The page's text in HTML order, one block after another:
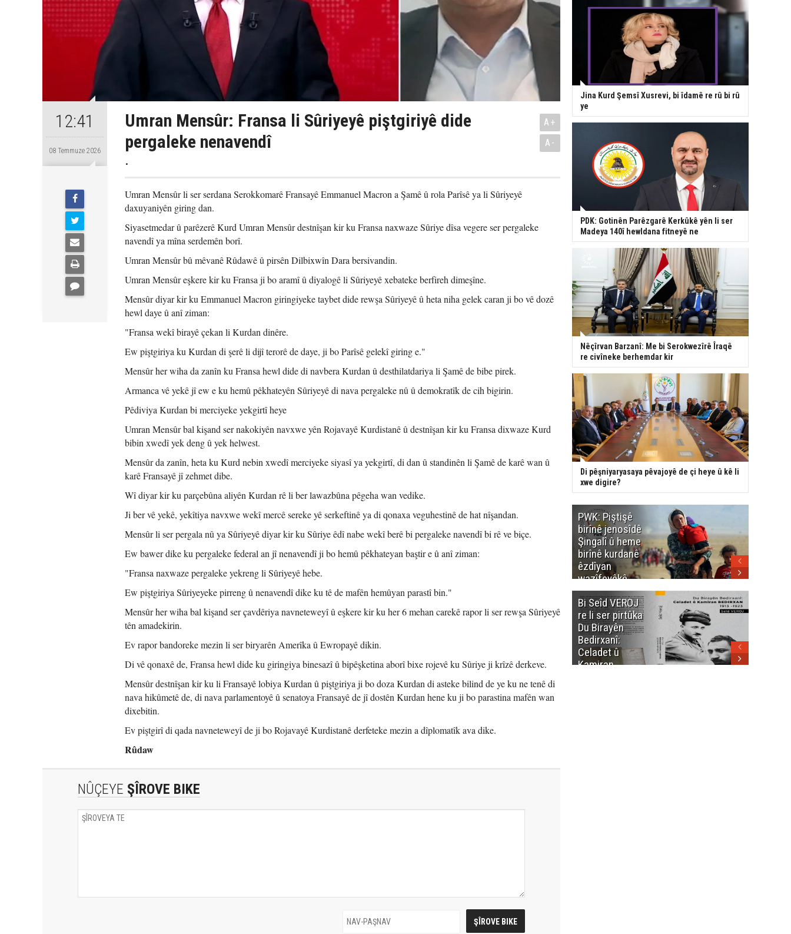
12:41
08 Temmuze 2026
Umran Mensûr: Fransa li Sûriyeyê piştgiriyê dide
pergaleke nenavendî
.
A+
A-
Umran Mensûr li ser serdana Serokkomarê Fransayê Emmanuel Macron a Şamê û rola Parîsê ya li Sûriyeyê
daxuyaniyên giring dan.
Siyasetmedar û parêzerê Kurd Umran Mensûr destnîşan kir ku Fransa naxwaze Sûriye dîsa vegere ser pergaleke
navendî ya mîna serdemên borî.
Umran Mensûr bû mêvanê Rûdawê û pirsên Dilbixwîn Dara bersivandin.
Umran Mensûr eşkere kir ku Fransa ji bo aramî û diyalogê li Sûriyeyê xebateke berfireh dimeşîne.
Mensûr diyar kir ku Emmanuel Macron giringiyeke taybet dide rewşa Sûriyeyê û heta niha gelek caran ji bo vê dozê
hewl daye û anî ziman:
"Fransa wekî birayê çekan li Kurdan dinêre.
Ew piştgiriya ku Kurdan di şerê li dijî terorê de daye, ji bo Parîsê gelekî giring e."
Mensûr her wiha da zanîn ku Fransa hewl dide di navbera Kurdan û desthilatdariya li Şamê de bibe pirek.
Armanca vê yekê jî ew e ku hemû pêkhateyên Sûriyeyê di nava pergaleke nû û demokratîk de cih bigirin.
Pêdiviya Kurdan bi merciyeke yekgirtî heye
Umran Mensûr bal kişand ser nakokiyên navxwe yên Rojavayê Kurdistanê û destnîşan kir ku Fransa dixwaze Kurd
bibin xwedî yek deng û yek helwest.
Mensûr da zanîn, heta ku Kurd nebin xwedî merciyeke siyasî ya yekgirtî, di dan û standinên li Şamê de karê wan û
karê Fransayê jî zehmet dibe.
Wî diyar kir ku parçebûna aliyên Kurdan rê li ber lawazbûna pêgeha wan vedike.
Ji ber vê yekê, yekîtiya navxwe wekî mercê sereke yê serkeftinê ya di qonaxa veguhestinê de hat nîşandan.
Mensûr li ser pergala nû ya Sûriyeyê diyar kir ku Sûriye êdî nabe wekî berê bi pergaleke navendî bi rê ve biçe.
Ew bawer dike ku pergaleke federal an jî nenavendî ji bo hemû pêkhateyan baştir e û anî ziman:
"Fransa naxwaze pergaleke yekreng li Sûriyeyê hebe.
Ew piştgiriya Sûriyeyeke pirreng û nenavendî dike ku tê de mafên hemûyan parastî bin."
Mensûr her wiha bal kişand ser çavdêriya navneteweyî û eşkere kir ku her 6 mehan carekê rapor li ser rewşa Sûriyeyê
tên amadekirin.
Ev rapor bandoreke mezin li ser biryarên Amerîka û Ewropayê dikin.
Di vê qonaxê de, Fransa hewl dide ku giringiya binesazî û bipêşketina aborî bixe rojevê ku Sûriye ji krîzê derkeve.
Mensûr destnîşan kir ku li Fransayê lobiya Kurdan û piştgiriya ji bo doza Kurdan di asteke bilind de ye ku ne tenê di
nava hikûmetê de, di nava parlamentoyê û senatoya Fransayê de jî dostên Kurdan hene ku ji bo parastina mafên wan
dixebitin.
Ev piştgirî di qada navneteweyî de ji bo Rojavayê Kurdistanê derfeteke mezin a dîplomatîk ava dike.
Rûdaw
NÛÇEYE ŞÎROVE BIKE
Jina Kurd Şemsî Xusrevi, bi îdamê re rû bi rû
ye
PDK: Gotinên Parêzgarê Kerkûkê yên li ser
Madeya 140î hewldana fitneyê ne
Nêçîrvan Barzanî: Me bi Serokwezîrê Îraqê
re civîneke berhemdar kir
Di pêşniyaryasaya pêvajoyê de çi heye û kê li
xwe digire?
PWK: Piştişê
birînê jenosîdê
Şingalî û heme
birînê kurdanê
êzdîyan
wazîfeyêkê
neteweyî yê
heme kurdanê
dinya yo
Bi Seîd VEROJ
re li ser pirtûka
Du Birayên
Bedirxanî:
Celadet û
Kamiran